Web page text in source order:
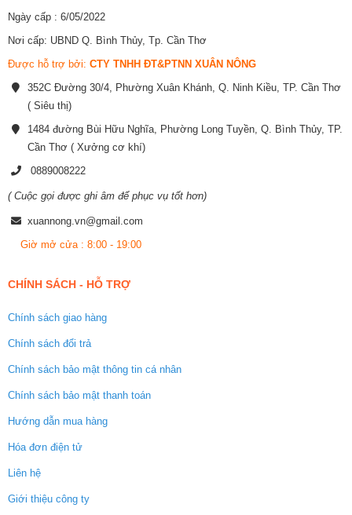
Ngày cấp : 6/05/2022
Nơi cấp: UBND Q. Bình Thủy, Tp. Cần Thơ
Được hỗ trợ bởi: CTY TNHH ĐT&PTNN XUÂN NÔNG
352C Đường 30/4, Phường Xuân Khánh, Q. Ninh Kiều, TP. Cần Thơ
( Siêu thị)
1484 đường Bùi Hữu Nghĩa, Phường Long Tuyền, Q. Bình Thủy, TP.
Cần Thơ ( Xưởng cơ khí)
0889008222
( Cuộc gọi được ghi âm để phục vụ tốt hơn)
xuannong.vn@gmail.com
Giờ mở cửa : 8:00 - 19:00
CHÍNH SÁCH - HỖ TRỢ
Chính sách giao hàng
Chính sách đổi trả
Chính sách bảo mật thông tin cá nhân
Chính sách bảo mật thanh toán
Hướng dẫn mua hàng
Hóa đơn điện tử
Liên hệ
Giới thiệu công ty